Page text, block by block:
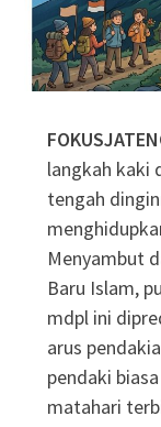
langkah kaki
tengah
Menyambut
Baru Islam,
mdpl ini
arus
pendaki
matahari